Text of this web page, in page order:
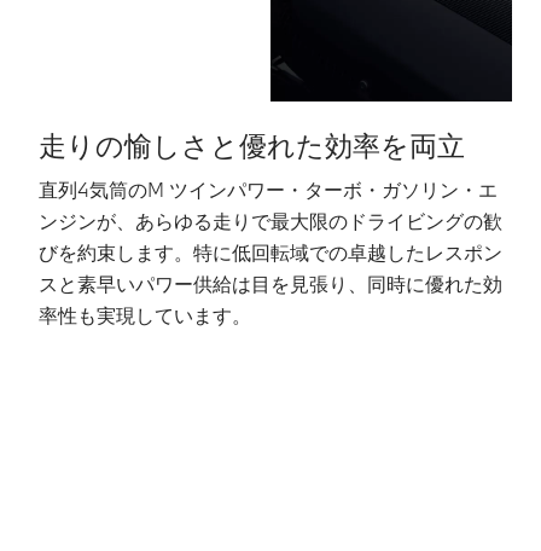
走りの愉しさと優れた効率を両立
直列4気筒のM ツインパワー・ターボ・ガソリン・エ
ンジンが、あらゆる走りで最大限のドライビングの歓
びを約束します。特に低回転域での卓越したレスポン
スと素早いパワー供給は目を見張り、同時に優れた効
率性も実現しています。